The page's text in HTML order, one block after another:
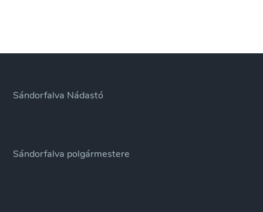
Sándorfalva Nádastó
Sándorfalva polgármestere